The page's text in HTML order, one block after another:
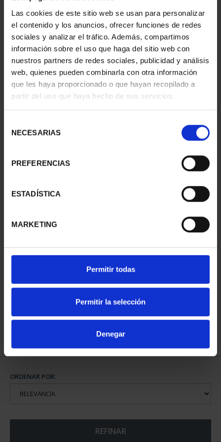
Las cookies de este sitio web se usan para personalizar
el contenido y los anuncios, ofrecer funciones de redes
sociales y analizar el tráfico. Además, compartimos
información sobre el uso que haga del sitio web con
nuestros partners de redes sociales, publicidad y análisis
web, quienes pueden combinarla con otra información
que les haya proporcionado o que hayan recopilado a
partir del uso que haya hecho de sus servicios.
NECESARIAS
PREFERENCIAS
ESTADÍSTICA
MARKETING
Permitir todas
Permitir la selección
Denegar
ORDENAR POR:
REFINAR
1 Productos encontrados
SOROLLA (2023) ONZA
PLATA
ORDENAR POR:
REFINAR